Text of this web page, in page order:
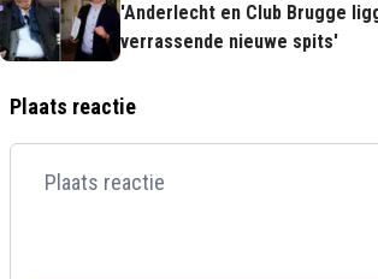
'Anderlecht en Club Brugge
verrassende nieuwe spits'
Plaats reactie